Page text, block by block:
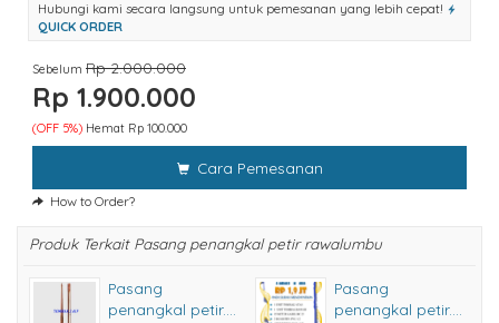
Hubungi kami secara langsung untuk pemesanan yang lebih cepat!
QUICK ORDER
Sebelum Rp 2.000.000
Rp 1.900.000
(OFF 5%) Hemat Rp 100.000
Cara Pemesanan
How to Order?
Produk Terkait Pasang penangkal petir rawalumbu
Pasang
penangkal petir....
Pasang
penangkal petir....